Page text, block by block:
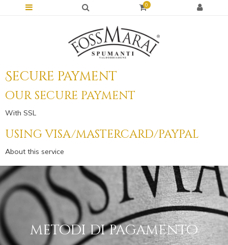
0
Secure payment
our secure payment
With SSL
using visa/mastercard/paypal
About this service
metodi di pagamento